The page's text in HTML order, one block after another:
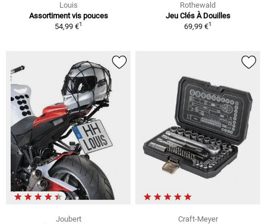
Louis
Assortiment vis pouces
54,99 €1
Rothewald
Jeu Clés À Douilles
69,99 €1
Joubert
Craft-Meyer